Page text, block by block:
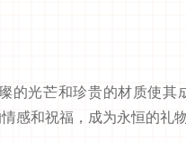
的光芒和珍贵的材质使其
感和祝福，成为永恒的礼物